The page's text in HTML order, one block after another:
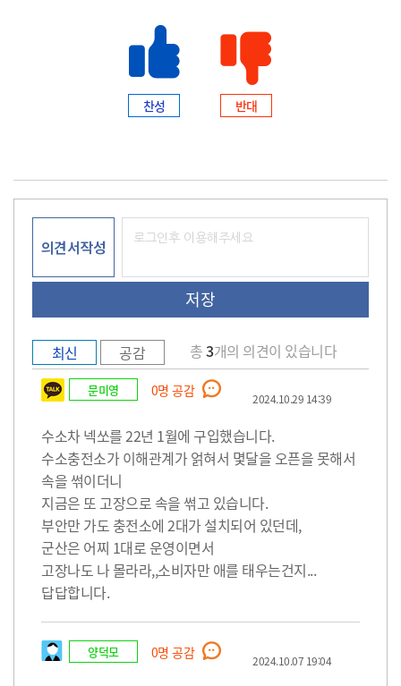
찬성 반대
의견서작성
최신 공감 총3개의 의견이 있습니다
문미영 0명 공감 2024.10.29 14:39
수소차 넥쏘를 22년 1월에 구입했습니다.
수소충전소가 이해관계가 얽혀서 몇달을 오픈을 못해서
속을 썪이더니
지금은 또 고장으로 속을 썪고 있습니다.
부안만 가도 충전소에 2대가 설치되어 있던데,
군산은 어찌 1대로 운영이면서
고장나도 나 몰라라,,소비자만 애를 태우는건지...
답답합니다.
양덕모 0명 공감 2024.10.07 19:04